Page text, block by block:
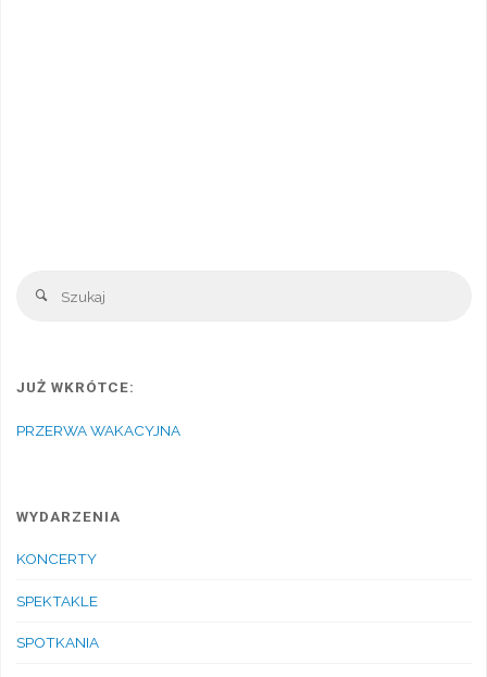
Szukaj
JUŻ WKRÓTCE:
PRZERWA WAKACYJNA
WYDARZENIA
KONCERTY
SPEKTAKLE
SPOTKANIA